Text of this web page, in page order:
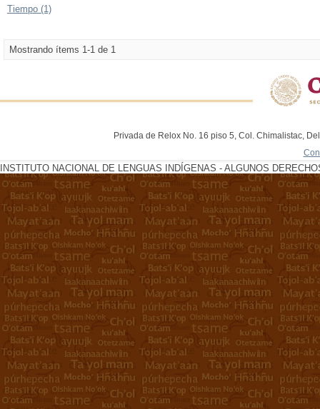
Tiempo (1)
Mostrando ítems 1-1 de 1
Privada de Relox No. 16 piso 5, Col. Chimalistac,
INSTITUTO NACIONAL DE LENGUAS INDÍGENAS - ALGUNOS